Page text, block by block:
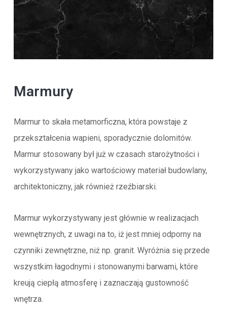
Marmury
Marmur to skała metamorficzna, która powstaje z
przekształcenia wapieni, sporadycznie dolomitów.
Marmur stosowany był już w czasach starożytności i
wykorzystywany jako wartościowy materiał budowlany,
architektoniczny, jak również rzeźbiarski.
Marmur wykorzystywany jest głównie w realizacjach
wewnętrznych, z uwagi na to, iż jest mniej odporny na
czynniki zewnętrzne, niż np. granit. Wyróżnia się przede
wszystkim łagodnymi i stonowanymi barwami, które
kreują ciepłą atmosferę i zaznaczają gustowność
wnętrza.